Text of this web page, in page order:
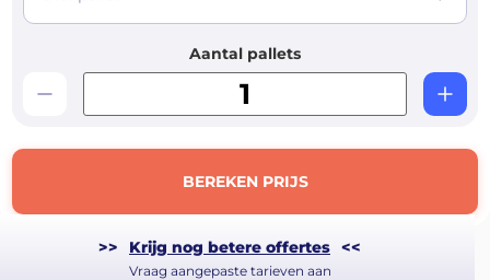
Aantal pallets
BEREKEN PRIJS
>> Krijg nog betere offertes <<
Vraag aangepaste tarieven aan